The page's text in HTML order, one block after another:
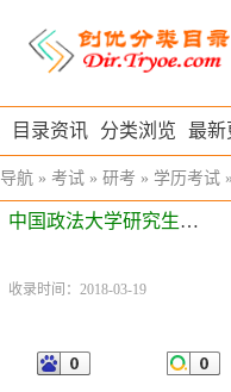
目录资讯 分类浏览 最新
导航 » 考试 » 研考 » 学历考试 »
中国政法大学研究生管理系统
收录时间：2018-03-19